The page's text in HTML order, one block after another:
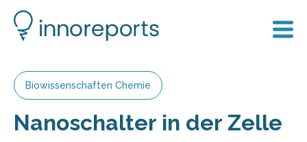
Biowissenschaften Chemie
Nanoschalter in der Zelle